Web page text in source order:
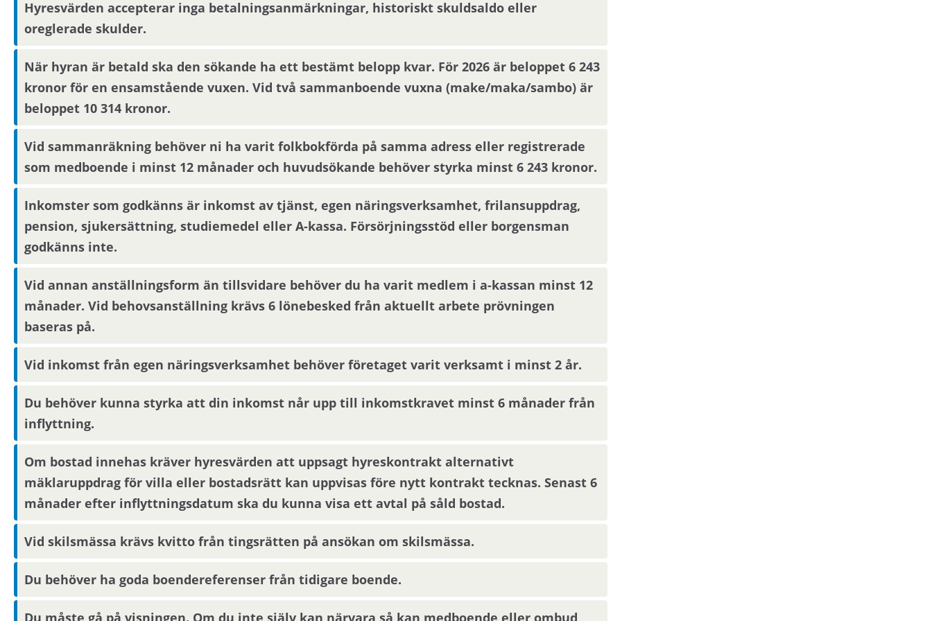
sidor samt skickas på mejl om du har fyllt i en aktuell mejladress. Om du har skyddade
personuppgifter får du endast visningsinbjudan via Mina sidor.
Boendereferenser
Om du blir aktuell för bostaden behöver du kontakta din nuvarande hyresvärd och godkänna att
denne lämnar ut boendereferenser om dig till den nya hyresvärden.
Hyresvärden accepterar inga betalningsanmärkningar, historiskt skuldsaldo eller
oreglerade skulder.
När hyran är betald ska den sökande ha ett bestämt belopp kvar. För 2026 är beloppet 6 243
kronor för en ensamstående vuxen. Vid två sammanboende vuxna (make/maka/sambo) är
beloppet 10 314 kronor.
Vid sammanräkning behöver ni ha varit folkbokförda på samma adress eller registrerade
som medboende i minst 12 månader och huvudsökande behöver styrka minst 6 243 kronor.
Inkomster som godkänns är inkomst av tjänst, egen näringsverksamhet, frilansuppdrag,
pension, sjukersättning, studiemedel eller A-kassa. Försörjningsstöd eller borgensman
godkänns inte.
Vid annan anställningsform än tillsvidare behöver du ha varit medlem i a-kassan minst 12
månader. Vid behovsanställning krävs 6 lönebesked från aktuellt arbete prövningen
baseras på.
Vid inkomst från egen näringsverksamhet behöver företaget varit verksamt i minst 2 år.
Du behöver kunna styrka att din inkomst når upp till inkomstkravet minst 6 månader från
inflyttning.
Om bostad innehas kräver hyresvärden att uppsagt hyreskontrakt alternativt
mäklaruppdrag för villa eller bostadsrätt kan uppvisas före nytt kontrakt tecknas. Senast 6
månader efter inflyttningsdatum ska du kunna visa ett avtal på såld bostad.
Vid skilsmässa krävs kvitto från tingsrätten på ansökan om skilsmässa.
Du behöver ha goda boendereferenser från tidigare boende.